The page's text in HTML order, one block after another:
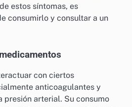
estos síntomas, es
consumirlo y consultar a un
con ciertos
anticoagulantes y
presión arterial. Su consumo